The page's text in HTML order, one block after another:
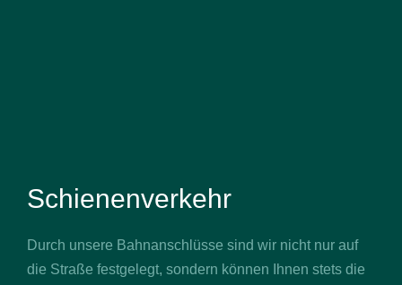
Schienenverkehr
Durch unsere Bahnanschlüsse sind wir nicht nur auf
die Straße festgelegt, sondern können Ihnen stets die